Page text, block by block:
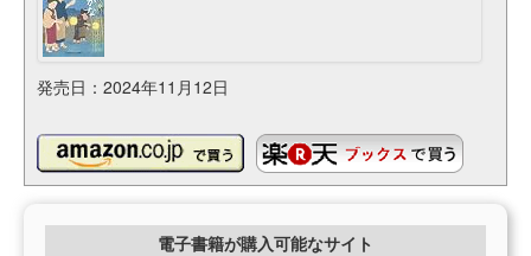
発売日：2024年11月12日
電子書籍が購入可能なサイト